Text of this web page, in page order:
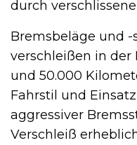
durch
Bremsbeläge und
verschleißen in der
und 50.000
Fahrstil und
aggressiver
Verschleiß